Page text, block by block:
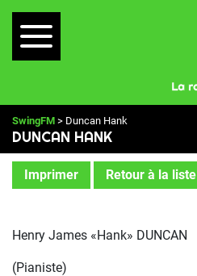
SwingFM > Duncan Hank
DUNCAN HANK
Imprimer Retour à la liste
Henry James «Hank» DUNCAN
(Pianiste)